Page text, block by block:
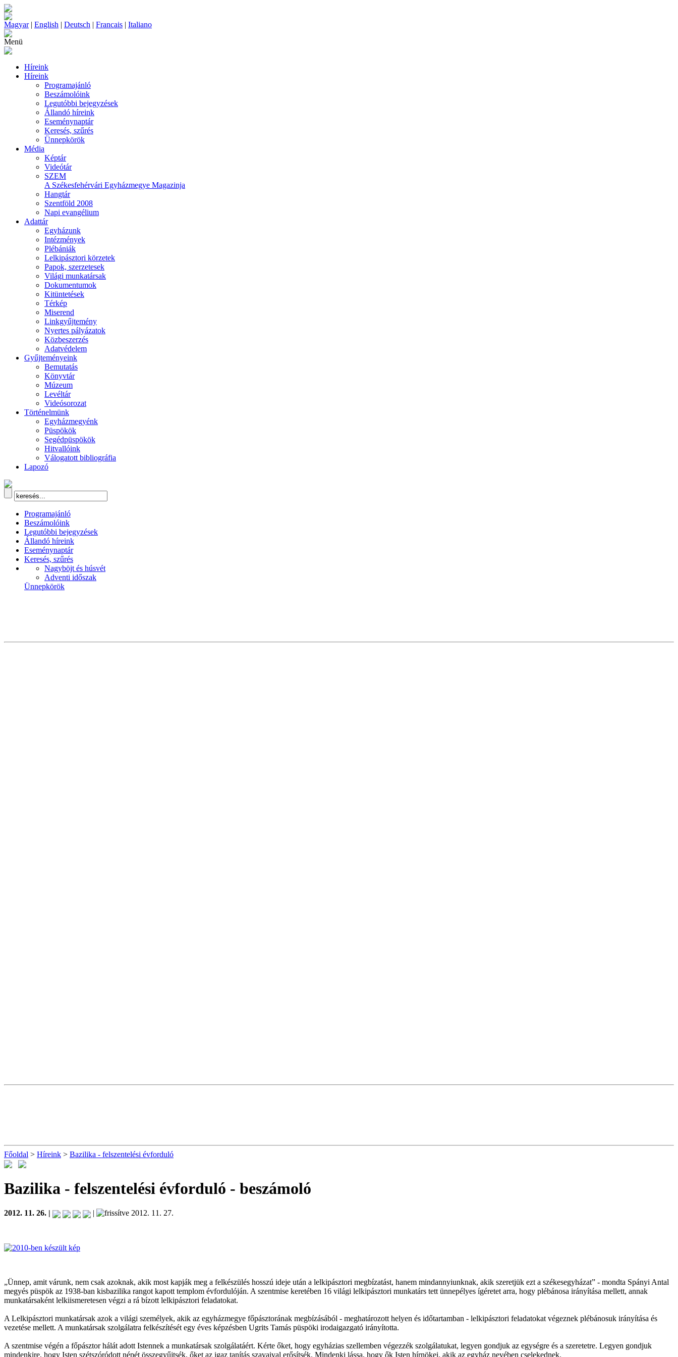
Magyar| English | Deutsch | Francais | Italiano
Menü
Híreink
Híreink
Programajánló
Beszámolóink
Legutóbbi bejegyzések
Állandó híreink
Eseménynaptár
Keresés, szűrés
Ünnepkörök
Média
Képtár
Videótár
SZEM
A Székesfehérvári Egyházmegye Magazinja
Hangtár
Szentföld 2008
Napi evangélium
Adattár
Egyházunk
Intézmények
Plébániák
Lelkipásztori körzetek
Papok, szerzetesek
Világi munkatársak
Dokumentumok
Kitüntetések
Térkép
Miserend
Linkgyűjtemény
Nyertes pályázatok
Közbeszerzés
Adatvédelem
Gyűjteményeink
Bemutatás
Könyvtár
Múzeum
Levéltár
Videósorozat
Történelmünk
Egyházmegyénk
Püspökök
Segédpüspökök
Hitvallóink
Válogatott bibliográfia
Lapozó
Programajánló
Beszámolóink
Legutóbbi bejegyzések
Állandó híreink
Eseménynaptár
Keresés, szűrés
Nagyböjt és húsvét
Adventi időszak
Ünnepkörök
Főoldal > Híreink > Bazilika - felszentelési évforduló
Bazilika - felszentelési évforduló - beszámoló
2012. 11. 26. | | 2012. 11. 27.
„Ünnep, amit várunk, nem csak azoknak, akik most kapják meg a felkészülés hosszú ideje után a lelkipásztori megbízatást, hanem mindannyiunknak, akik szeretjük ezt a székesegyházat” - mondta Spányi Antal
megyés püspök az 1938-ban kisbazilika rangot kapott templom évfordulóján. A szentmise keretében 16 világi lelkipásztori munkatárs tett ünnepélyes ígéretet arra, hogy plébánosa irányítása mellett, annak
munkatársaként lelkiismeretesen végzi a rá bízott lelkipásztori feladatokat.
A Lelkipásztori munkatársak azok a világi személyek, akik az egyházmegye főpásztorának megbízásából - meghatározott helyen és időtartamban - lelkipásztori feladatokat végeznek plébánosuk irányítása és
vezetése mellett. A munkatársak szolgálatra felkészítését egy éves képzésben Ugrits Tamás püspöki irodaigazgató irányította.
A szentmise végén a főpásztor hálát adott Istennek a munkatársak szolgálatáért. Kérte őket, hogy egyházias szellemben végezzék szolgálatukat, legyen gondjuk az egységre és a szeretetre. Legyen gondjuk
mindenkire, hogy Isten szétszóródott népét összegyűjtsék, őket az igaz tanítás szavaival erősítsék. Mindenki lássa, hogy ők Isten hírnökei, akik az egyház nevében cselekednek.